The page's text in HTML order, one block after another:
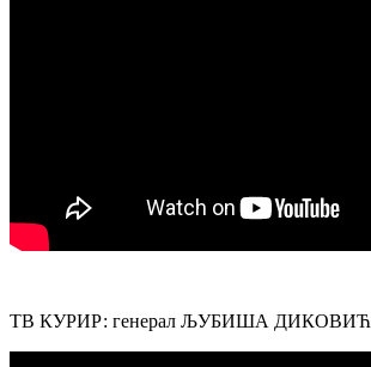
ТВ КУРИР: генерал ЉУБИША ДИКОВИЋ